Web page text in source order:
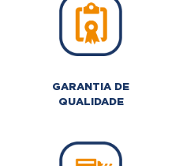
GARANTIA DE
QUALIDADE